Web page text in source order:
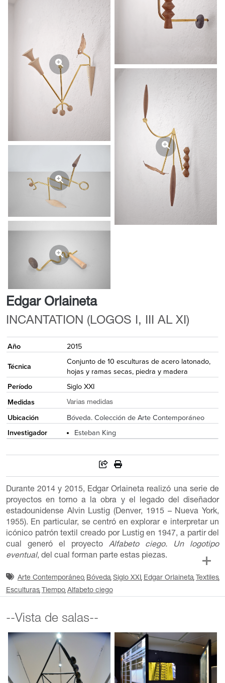
Edgar Orlaineta
INCANTATION (LOGOS I, III AL XI)
Año 2015
Técnica
Conjunto de 10 esculturas de acero latonado,
hojas y ramas secas, piedra y madera
Período
Siglo XXI
Medidas
Varias medidas
Ubicación
Bóveda. Colección de Arte Contemporáneo
Investigador
Esteban King
Durante 2014 y 2015, Edgar Orlaineta realizó una serie de
proyectos en torno a la obra y el legado del diseñador
estadounidense Alvin Lustig (Denver, 1915 – Nueva York,
1955). En particular, se centró en explorar e interpretar un
icónico patrón textil creado por Lustig en 1947, a partir del
cual generó el proyectoAlfabeto ciego. Un logotipo
eventual, del cual forman parte estas piezas.
Arte Contemporáneo Bóveda Siglo XXI Edgar Orlaineta Textiles
Esculturas Tiempo Alfabeto ciego
--Vista de salas--